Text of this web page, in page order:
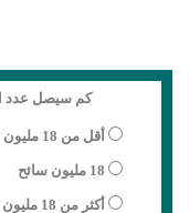
كم سيصل عدد
أقل من 18 مليون سائح
18 مليون سائح
أكثر من 18 مليون سائح